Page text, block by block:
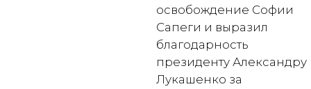
освобождение Софии
Сапеги и выразил
благодарность
президенту Александру
Лукашенко за